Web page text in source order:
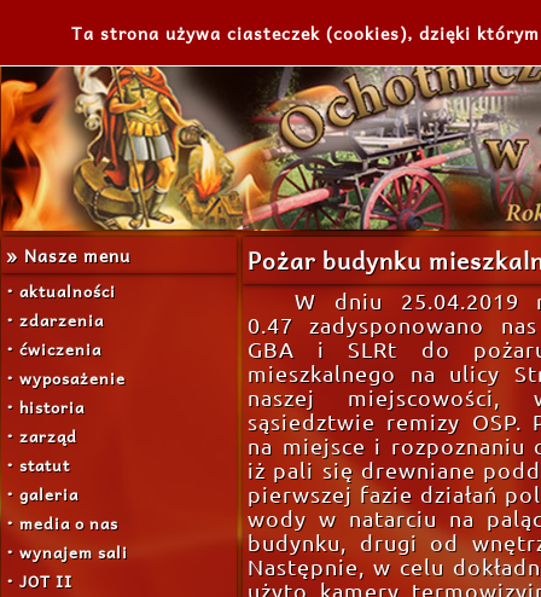
» Nasze menu
• aktualności
• zdarzenia
• ćwiczenia
• wyposażenie
• historia
• zarząd
• statut
• galeria
• media o nas
• wynajem sali
• JOT II
Pożar budynku
W dniu 25.04.2019
0.47 zadysponowano
GBA i SLRt do
mieszkalnego na ulicy
naszej miejscowości,
sąsiedztwie remizy OSP.
na miejsce i rozpoznaniu
iż pali się drewniane
pierwszej fazie działań
wody w natarciu na
budynku, drugi od
Następnie, w celu
użyto kamery
Ta strona używa ciasteczek (cookies), dzięki